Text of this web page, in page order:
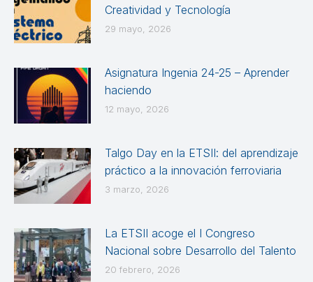
Creatividad y Tecnología
29 mayo, 2026
Asignatura Ingenia 24-25 – Aprender
haciendo
12 mayo, 2026
Talgo Day en la ETSII: del aprendizaje
práctico a la innovación ferroviaria
3 marzo, 2026
La ETSII acoge el I Congreso
Nacional sobre Desarrollo del Talento
20 febrero, 2026